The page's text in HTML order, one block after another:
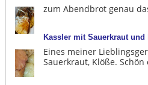
zum Abendbrot genau
Kassler mit Sauerkraut und
Eines meiner
Sauerkraut, Klöße. Schön